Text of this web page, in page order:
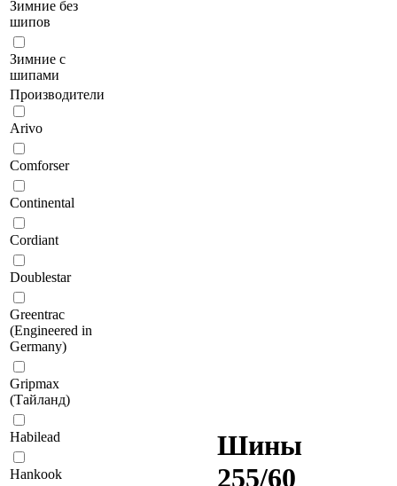
Зимние без
шипов
Зимние с
шипами
Производители
Arivo
Comforser
Continental
Cordiant
Doublestar
Greentrac
(Engineered in
Germany)
Gripmax
(Тайланд)
Habilead
Hankook
Шины
255/60